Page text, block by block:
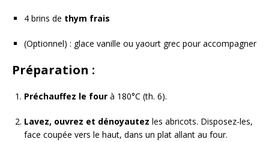
4 brins de thym frais
(Optionnel) : glace vanille ou yaourt grec pour accompagner
Préparation :
Préchauffez le four à 180°C (th. 6).
Lavez, ouvrez et dénoyautez les abricots. Disposez-les,
face coupée vers le haut, dans un plat allant au four.